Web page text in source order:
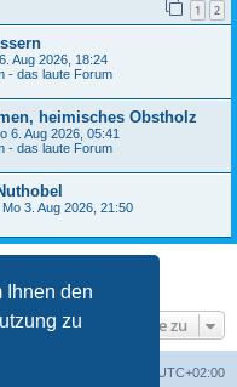
Ihnen den
zu
1 2
Aug 2026, 18:24
- das laute Forum
heimisches Obstholz
6. Aug 2026, 05:41
- das laute Forum
Mo 3. Aug 2026, 21:50
Seite 1von1
Gehe zu
UTC+02:00